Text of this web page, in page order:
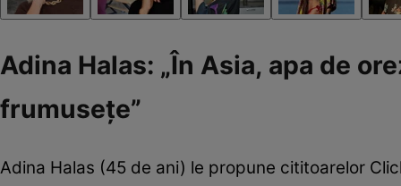
Adina Halas: „În Asia, apa de
frumusețe”
Adina Halas (45 de ani) le propune cititoarelor